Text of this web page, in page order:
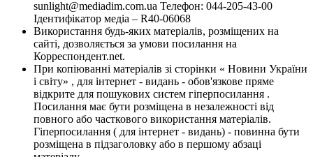
sunlight@mediadim.com.ua Телефон: 044-205-43-00
Ідентифікатор медіа – R40-06068
Використання будь-яких матеріалів, розміщених на
сайті, дозволяється за умови посилання на
Корреспондент.net.
При копіюванні матеріалів зі сторінки « Новини України
і світу» , для інтернет - видань - обов'язкове пряме
відкрите для пошукових систем гіперпосилання .
Посилання має бути розміщена в незалежності від
повного або часткового використання матеріалів.
Гіперпосилання ( для інтернет - видань) - повинна бути
розміщена в підзаголовку або в першому абзаці